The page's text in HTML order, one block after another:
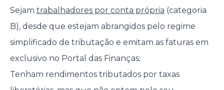
Sejam trabalhadores por conta própria (categoria
B), desde que estejam abrangidos pelo regime
simplificado de tributação e emitam as faturas em
exclusivo no Portal das Finanças;
Tenham rendimentos tributados por taxas